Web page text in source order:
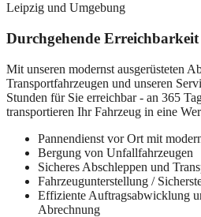
Leipzig und Umgebung
Durchgehende Erreichbarkeit
Mit unseren modernst ausgerüsteten
Transportfahrzeugen und unseren
Stunden für Sie erreichbar - an 365
transportieren Ihr Fahrzeug in eine
Pannendienst vor Ort mit
Bergung von Unfallfahrzeugen
Sicheres Abschleppen und
Fahrzeugunterstellung /
Effiziente Auftragsabwicklung
Abrechnung